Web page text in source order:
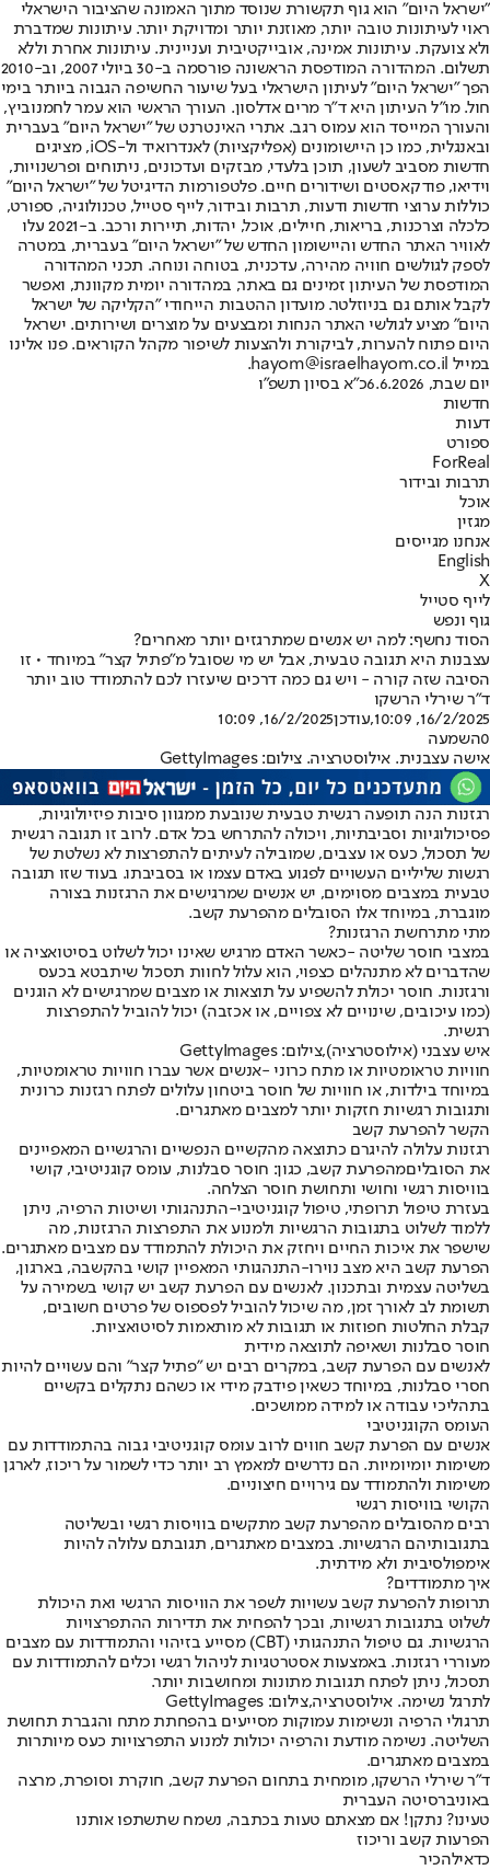
"ישראל היום" הוא גוף תקשורת שנוסד מתוך האמונה שהציבור הישראלי
ראוי לעיתונות טובה יותר, מאוזנת יותר ומדויקת יותר. עיתונות שמדברת
ולא צועקת. עיתונות אמינה, אובייקטיבית ועניינית. עיתונות אחרת וללא
תשלום. המהדורה המודפסת הראשונה פורסמה ב-30 ביולי 2007, וב-2010
הפך "ישראל היום" לעיתון הישראלי בעל שיעור החשיפה הגבוה ביותר בימי
חול. מו"ל העיתון היא ד"ר מרים אדלסון. העורך הראשי הוא עמר לחמנוביץ,
והעורך המייסד הוא עמוס רגב. אתרי האינטרנט של "ישראל היום" בעברית
ובאנגלית, כמו כן היישומונים (אפליקציות) לאנדרואיד ול-iOS, מציגים
חדשות מסביב לשעון, תוכן בלעדי, מבזקים ועדכונים, ניתוחים ופרשנויות,
וידיאו, פודקאסטים ושידורים חיים. פלטפורמות הדיגיטל של "ישראל היום"
כוללות ערוצי חדשות ודעות, תרבות ובידור, לייף סטייל, טכנולוגיה, ספורט,
כלכלה וצרכנות, בריאות, חיילים, אוכל, יהדות, תיירות ורכב. ב-2021 עלו
לאוויר האתר החדש והיישומון החדש של "ישראל היום" בעברית, במטרה
לספק לגולשים חוויה מהירה, עדכנית, בטוחה ונוחה. תכני המהדורה
המודפסת של העיתון זמינים גם באתר, במהדורה יומית מקוונת, ואפשר
לקבל אותם גם בניוזלטר. מועדון ההטבות הייחודי "הקליקה של ישראל
היום" מציע לגולשי האתר הנחות ומבצעים על מוצרים ושירותים. ישראל
היום פתוח להערות, לביקורת ולהצעות לשיפור מקהל הקוראים. פנו אלינו
במייל hayom@israelhayom.co.il.
יום שבת, 6.6.2026
כ"א בסיון תשפ"ו
חדשות
דעות
ספורט
ForReal
תרבות ובידור
אוכל
מגזין
אנחנו מגייסים
English
X
לייף סטייל
גוף ונפש
הסוד נחשף: למה יש אנשים שמתרגזים יותר מאחרים?
עצבנות היא תגובה טבעית, אבל יש מי שסובל מ"פתיל קצר" במיוחד • זו
הסיבה שזה קורה - ויש גם כמה דרכים שיעזרו לכם להתמודד טוב יותר
ד"ר שירלי הרשקו
16/2/2025, 10:09
,עודכן16/2/2025, 10:09
0השמעה
אישה עצבנית. אילוסטרציה. צילום: GettyImages
רגזנות הנה תופעה רגשית טבעית שנובעת ממגוון סיבות פיזיולוגיות,
פסיכולוגיות וסביבתיות, ויכולה להתרחש בכל אדם. לרוב זו תגובה רגשית
של תסכול, כעס או עצבים, שמובילה לעיתים להתפרצות לא נשלטת של
רגשות שליליים העשויים לפגוע באדם עצמו או בסביבתו. בעוד שזו תגובה
טבעית במצבים מסוימים, יש אנשים שמרגישים את הרגזנות בצורה
מוגברת, במיוחד אלו הסובלים מהפרעת קשב.
מתי מתרחשת הרגזנות?
במצבי חוסר שליטה -כאשר האדם מרגיש שאינו יכול לשלוט בסיטואציה או
שהדברים לא מתנהלים כצפוי, הוא עלול לחוות תסכול שיתבטא בכעס
ורגזנות. חוסר יכולת להשפיע על תוצאות או מצבים שמרגישים לא הוגנים
(כמו עיכובים, שינויים לא צפויים, או אכזבה) יכול להוביל להתפרצות
רגשית.
איש עצבני (אילוסטרציה),צילום: GettyImages
חוויות טראומטיות או מתח כרוני -אנשים אשר עברו חוויות טראומטיות,
במיוחד בילדות, או חוויות של חוסר ביטחון עלולים לפתח רגזנות כרונית
ותגובות רגשיות חזקות יותר למצבים מאתגרים.
הקשר להפרעת קשב
רגזנות עלולה להיגרם כתוצאה מהקשיים הנפשיים והרגשיים המאפיינים
את הסובליםמהפרעת קשב, כגון: חוסר סבלנות, עומס קוגניטיבי, קושי
בוויסות רגשי וחושי ותחושת חוסר הצלחה.
בעזרת טיפול תרופתי, טיפול קוגניטיבי-התנהגותי ושיטות הרפיה, ניתן
ללמוד לשלוט בתגובות הרגשיות ולמנוע את התפרצות הרגזנות, מה
שישפר את איכות החיים ויחזק את היכולת להתמודד עם מצבים מאתגרים.
הפרעת קשב היא מצב נוירו-התנהגותי המאפיין קושי בהקשבה, בארגון,
בשליטה עצמית ובתכנון. לאנשים עם הפרעת קשב יש קושי בשמירה על
תשומת לב לאורך זמן, מה שיכול להוביל לפספוס של פרטים חשובים,
קבלת החלטות חפוזות או תגובות לא מותאמות לסיטואציות.
חוסר סבלנות ושאיפה לתוצאה מידית
לאנשים עם הפרעת קשב, במקרים רבים יש "פתיל קצר" והם עשויים להיות
חסרי סבלנות, במיוחד כשאין פידבק מידי או כשהם נתקלים בקשיים
בתהליכי עבודה או למידה ממושכים.
העומס הקוגניטיבי
אנשים עם הפרעת קשב חווים לרוב עומס קוגניטיבי גבוה בהתמודדות עם
משימות יומיומיות. הם נדרשים למאמץ רב יותר כדי לשמור על ריכוז, לארגן
משימות ולהתמודד עם גירויים חיצוניים.
הקושי בוויסות רגשי
רבים מהסובלים מהפרעת קשב מתקשים בוויסות רגשי ובשליטה
בתגובותיהם הרגשיות. במצבים מאתגרים, תגובתם עלולה להיות
אימפולסיבית ולא מידתית.
איך מתמודדים?
תרופות להפרעת קשב עשויות לשפר את הוויסות הרגשי ואת היכולת
לשלוט בתגובות רגשיות, ובכך להפחית את תדירות ההתפרצויות
הרגשיות. גם טיפול התנהגותי (CBT) מסייע בזיהוי והתמודדות עם מצבים
מעוררי רגזנות. באמצעות אסטרטגיות לניהול רגשי וכלים להתמודדות עם
תסכול, ניתן לפתח תגובות מתונות ומחושבות יותר.
לתרגל נשימה. אילוסטרציה,צילום: GettyImages
תרגולי הרפיה ונשימות עמוקות מסייעים בהפחתת מתח והגברת תחושת
השליטה. נשימה מודעת והרפיה יכולות למנוע התפרצויות כעס מיותרות
במצבים מאתגרים.
ד"ר שירלי הרשקו, מומחית בתחום הפרעת קשב, חוקרת וסופרת, מרצה
באוניברסיטה העברית
טעינו? נתקן! אם מצאתם טעות בכתבה, נשמח שתשתפו אותנו
הפרעות קשב וריכוז
כדאילהכיר